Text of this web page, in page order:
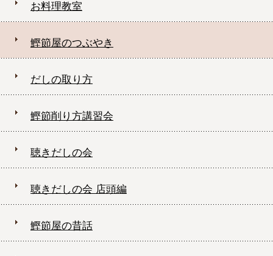
お料理教室
鰹節屋のつぶやき
だしの取り方
鰹節削り方講習会
聴きだしの会
聴きだしの会 店頭編
鰹節屋の昔話